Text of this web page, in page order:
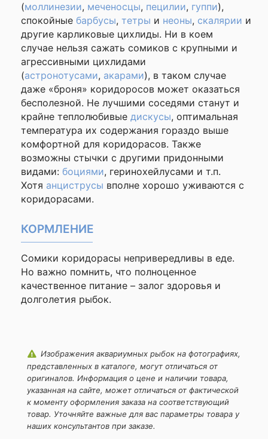
(моллинезии, меченосцы, пецилии, гуппи),
спокойные барбусы, тетры и неоны, скалярии и
другие карликовые цихлиды. Ни в коем
случае нельзя сажать сомиков с крупными и
агрессивными цихлидами
(астронотусами, акарами), в таком случае
даже «броня» коридоросов может оказаться
бесполезной. Не лучшими соседями станут и
крайне теплолюбивые дискусы, оптимальная
температура их содержания гораздо выше
комфортной для коридорасов. Также
возможны стычки с другими придонными
видами: боциями, геринохейлусами и т.п.
Хотя анциструсы вполне хорошо уживаются с
коридорасами.
КОРМЛЕНИЕ
Сомики коридорасы непривередливы в еде.
Но важно помнить, что полноценное
качественное питание – залог здоровья и
долголетия рыбок.
Изображения аквариумных рыбок на фотографиях,
представленных в каталоге, могут отличаться от
оригиналов. Информация о цене и наличии товара,
указанная на сайте, может отличаться от фактической
к моменту оформления заказа на соответствующий
товар. Уточняйте важные для вас параметры товара у
наших консультантов при заказе.